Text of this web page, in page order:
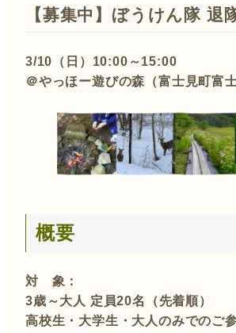
【募集中】 ぼうけん隊 退
3/10（日）10:00～15:00
＠やっほー遊びの森（富士見町富
概要
対 象：
3歳～大人 定員20名（先着順）
高校生・大学生・大人のみでのご